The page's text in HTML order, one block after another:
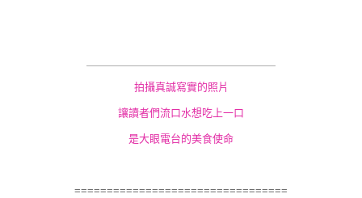
拍攝真誠寫實的照片
讓讀者們流口水想吃上一口
是大眼電台的美食使命
=================================